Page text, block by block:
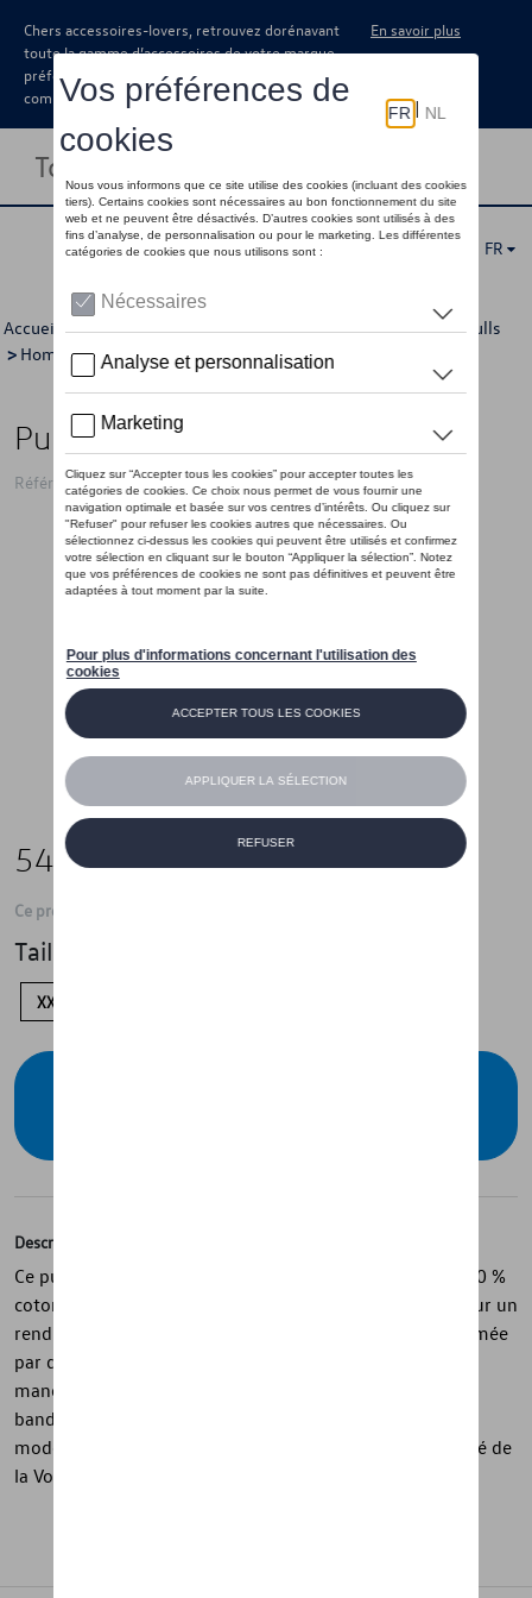
Chers accessoires-lovers, retrouvez dorénavant
toute la gamme d’accessoires de votre marque
préférée sous forme de catalogue à
commander auprès de votre concessionaire.
En savoir plus
Toggle navigation
FR
Accueil >Pour vous >California Collection >Vêtements >Pulls
> Hommes > Détail
Pull VW California, violet - M
Référence: 7TG084131B HTF
54,99 €
Ce produit n'est actuellement pas de stock
Taille
XXL
Description
Ce pull de la collection California est confectionné en 100 %
coton biologique avec un effet délavé stone-washed pour un
rendu doux et authentique. La couleur violette est sublimée
par des inscriptions ton sur ton sur le devant et sur la
manche gauche, réalisées en flocage boucle discret. Un
bandeau contrasté à l’arrière du col apporte une touche
moderne. Un modèle confortable au design épuré inspiré de
la Volkswagen California.